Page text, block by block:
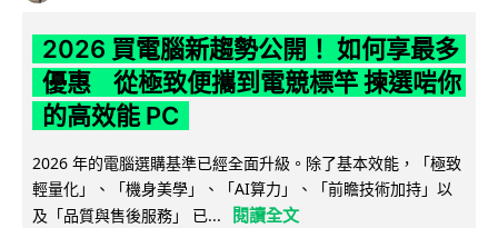
2026 買電腦新趨勢公開！ 如何享最多
優惠 從極致便攜到電競標竿 揀選啱你
的高效能 PC
2026 年的電腦選購基準已經全面升級。除了基本效能，「極致
輕量化」、「機身美學」、「AI算力」、「前瞻技術加持」以
及「品質與售後服務」 已...
閱讀全文